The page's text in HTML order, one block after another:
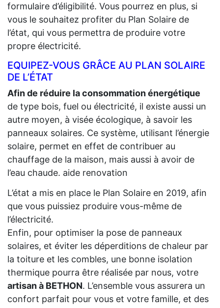
formulaire d’éligibilité. Vous pourrez en plus, si
vous le souhaitez profiter du Plan Solaire de
l’état, qui vous permettra de produire votre
propre électricité.
EQUIPEZ-VOUS GRÂCE AU PLAN SOLAIRE
DE L’ÉTAT
Afin de réduire la consommation énergétique
de type bois, fuel ou électricité, il existe aussi un
autre moyen, à visée écologique, à savoir les
panneaux solaires. Ce système, utilisant l’énergie
solaire, permet en effet de contribuer au
chauffage de la maison, mais aussi à avoir de
l’eau chaude. aide renovation
L’état a mis en place le Plan Solaire en 2019, afin
que vous puissiez produire vous-même de
l’électricité.
Enfin, pour optimiser la pose de panneaux
solaires, et éviter les déperditions de chaleur par
la toiture et les combles, une bonne isolation
thermique pourra être réalisée par nous, votre
artisan à BETHON. L’ensemble vous assurera un
confort parfait pour vous et votre famille, et des